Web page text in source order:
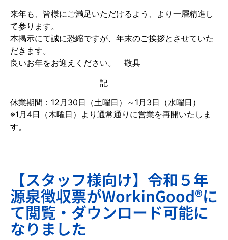
来年も、皆様にご満足いただけるよう、より一層精進し
て参ります。
本掲示にて誠に恐縮ですが、年末のご挨拶とさせていた
だきます。
良いお年をお迎えください。 敬具
記
休業期間：12月30日（土曜日）～1月3日（水曜日）
※1月4日（木曜日）より通常通りに営業を再開いたしま
す。
【スタッフ様向け】令和５年
源泉徴収票がWorkinGood®に
て閲覧・ダウンロード可能に
なりました